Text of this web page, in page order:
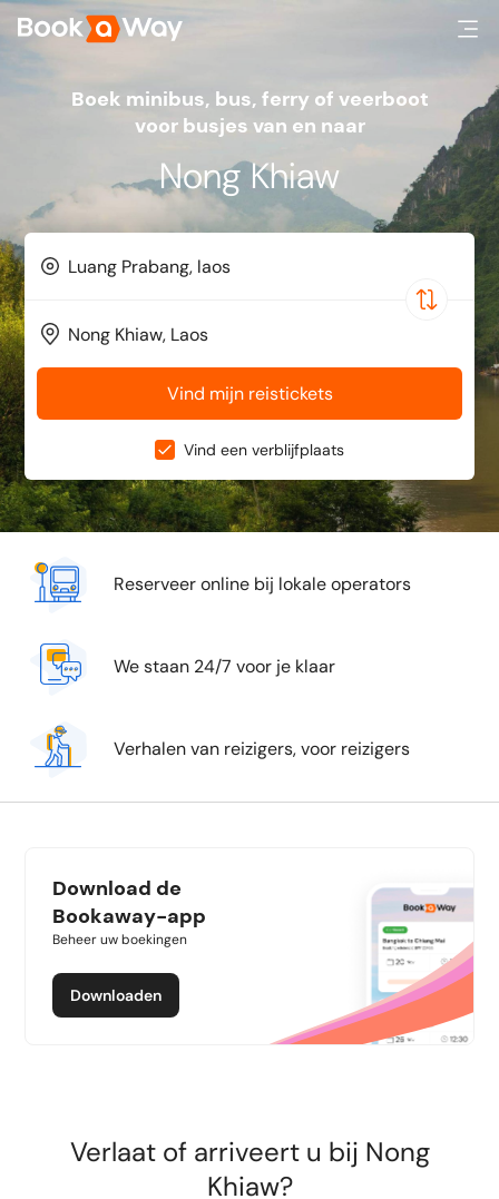
Boek minibus, bus, ferry of veerboot
voor busjes van en naar
Nong Khiaw
Vind mijn reistickets
Vind een verblijfplaats
Reserveer online bij lokale operators
We staan 24/7 voor je klaar
Verhalen van reizigers, voor reizigers
Download de
Bookaway-app
Beheer uw boekingen
Downloaden
Verlaat of arriveert u bij Nong
Khiaw?